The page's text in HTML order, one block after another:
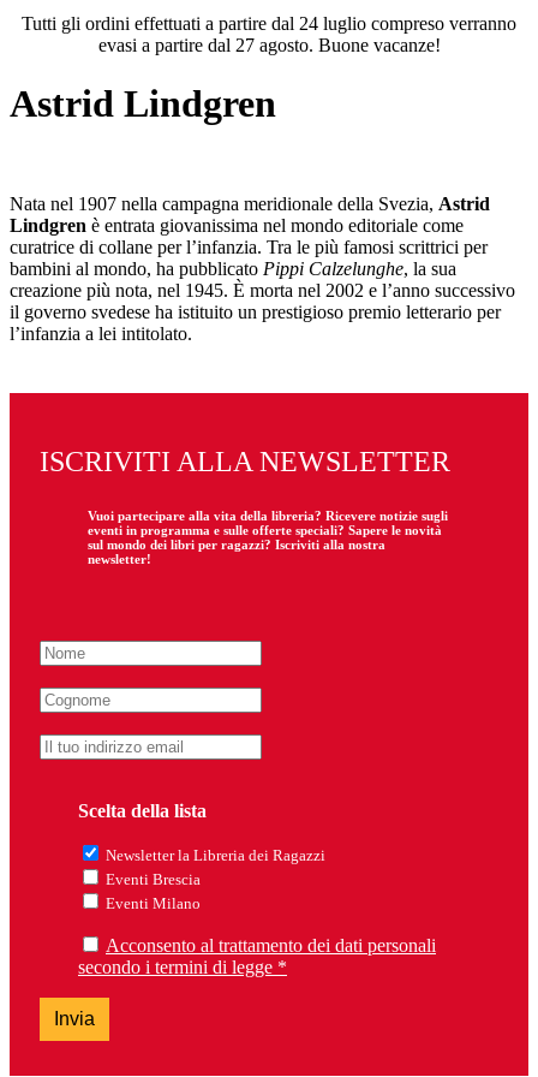
Tutti gli ordini effettuati a partire dal 24 luglio compreso verranno
evasi a partire dal 27 agosto. Buone vacanze!
Astrid Lindgren
Nata nel 1907 nella campagna meridionale della Svezia, Astrid
Lindgren è entrata giovanissima nel mondo editoriale come
curatrice di collane per l’infanzia. Tra le più famosi scrittrici per
bambini al mondo, ha pubblicato Pippi Calzelunghe, la sua
creazione più nota, nel 1945. È morta nel 2002 e l’anno successivo
il governo svedese ha istituito un prestigioso premio letterario per
l’infanzia a lei intitolato.
ISCRIVITI ALLA NEWSLETTER
Vuoi partecipare alla vita della libreria? Ricevere notizie sugli
eventi in programma e sulle offerte speciali? Sapere le novità
sul mondo dei libri per ragazzi? Iscriviti alla nostra
newsletter!
Scelta della lista
Newsletter la Libreria dei Ragazzi
Eventi Brescia
Eventi Milano
Acconsento al trattamento dei dati personali
secondo i termini di legge *
Invia